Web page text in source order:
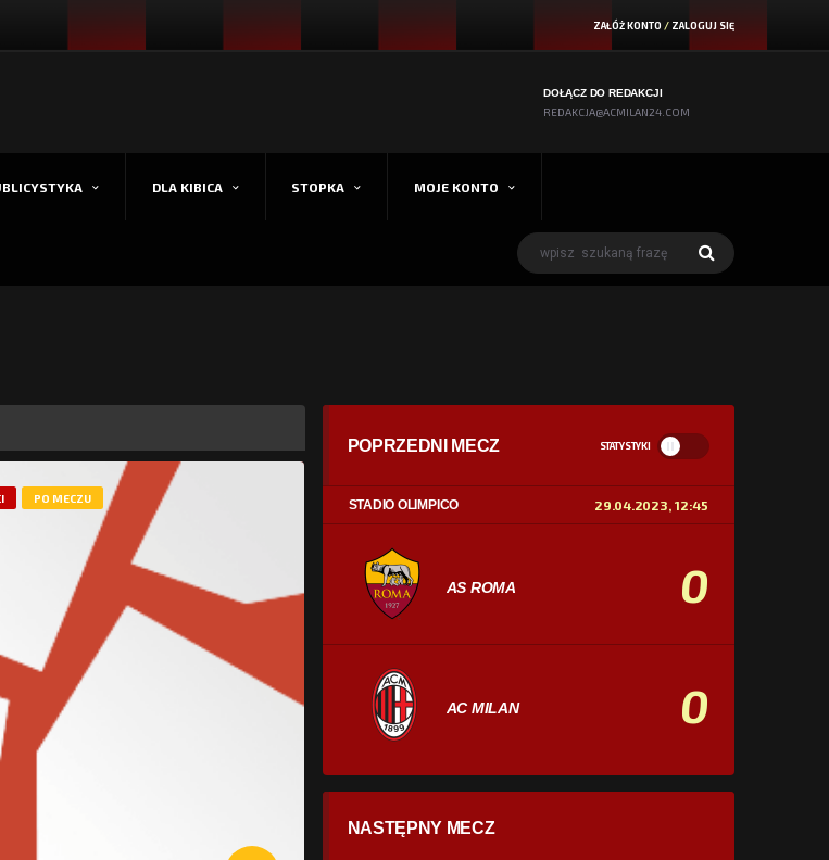
ZAŁÓŻ KONTO / ZALOGUJ SIĘ
DOŁĄCZ DO REDAKCJI
REDAKCJA@ACMILAN24.COM
DLA KIBICA STOPKA MOJE KONTO
PO MECZU
POPRZEDNI MECZ STATYSTYKI
STADIO OLIMPICO 29.04.2023, 12:45
AS ROMA 0
AC MILAN 0
STATYSTYKI
NASTĘPNY MECZ